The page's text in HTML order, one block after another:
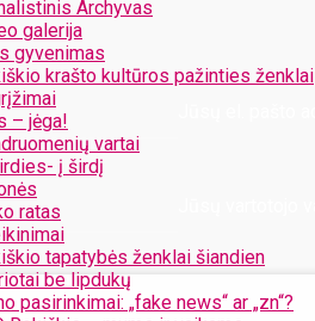
Archyvas
galerija
gyvenimas
krašto kultūros pažinties ženklai
– jėga!
vartai
į širdį
ratas
tapatybės ženklai šiandien
be lipdukų
pasirinkimai: „fake news“ ar „zn“?